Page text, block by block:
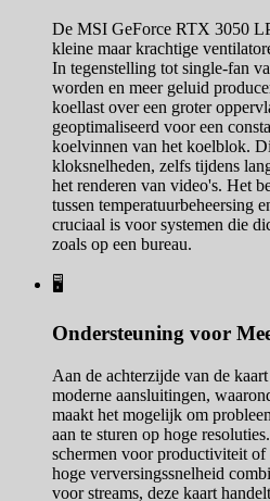
De MSI GeForce RTX 3050
kleine maar krachtige
In tegenstelling tot single-fan
worden en meer geluid
koellast over een groter
geoptimaliseerd voor een
koelvinnen van het koelblok.
kloksnelheden, zelfs tijdens
het renderen van video's. Het
tussen temperatuurbeheersing
cruciaal is voor systemen die
zoals op een bureau.
🖥️
Ondersteuning voor
Aan de achterzijde van de
moderne aansluitingen,
maakt het mogelijk om
aan te sturen op hoge
schermen voor productiviteit
hoge verversingssnelheid
voor streams, deze kaart